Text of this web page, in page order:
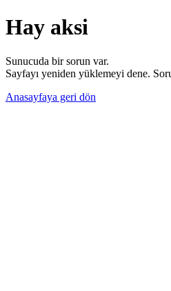
Hay aksi
Sunucuda bir sorun var.
Sayfayı yeniden yüklemeyi dene.
Anasayfaya geri dön